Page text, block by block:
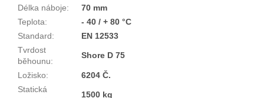
Délka náboje:
70 mm
Teplota:
- 40 / + 80 °C
Standard:
EN 12533
Tvrdost
běhounu:
Shore D 75
Ložisko:
6204 Č.
Statická
1500 kg